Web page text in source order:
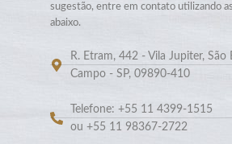
sugestão, entre em contato utilizando
abaixo.
R. Etram, 442 - Vila Jupiter, São
Campo - SP, 09890-410
Telefone: +55 11 4399-1515
ou +55 11 98367-2722